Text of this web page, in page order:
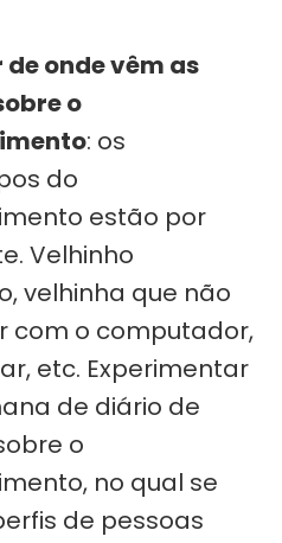
onde vêm as
o
: os
do
estão por
Velhinho
velhinha que não
com o computador,
etc. Experimentar
de diário de
o
no qual se
de pessoas